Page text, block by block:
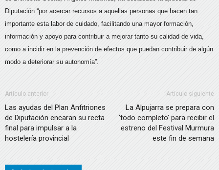
Diputación “por acercar recursos a aquellas personas que hacen tan
importante esta labor de cuidado, facilitando una mayor formación,
información y apoyo para contribuir a mejorar tanto su calidad de vida,
como a incidir en la prevención de efectos que puedan contribuir de algún
modo a deteriorar su autonomía”.
Artículo anterior
Las ayudas del Plan Anfitriones
de Diputación encaran su recta
final para impulsar a la
hostelería provincial
Artículo siguiente
La Alpujarra se prepara con
‘todo completo’ para recibir el
estreno del Festival Murmura
este fin de semana